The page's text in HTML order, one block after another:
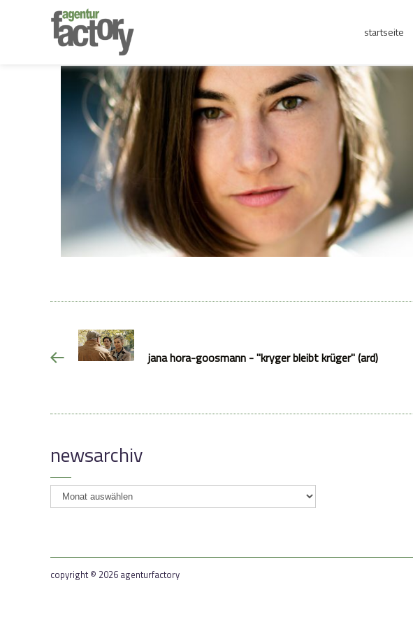
startseite
jana hora-goosmann - "kryger bleibt krüger" (ard)
newsarchiv
newsarchiv
copyright © 2026 agenturfactory